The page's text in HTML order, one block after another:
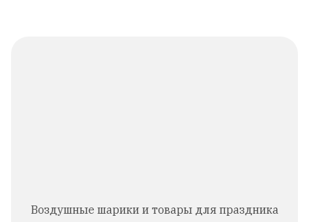
Воздушные шарики и товары для праздника